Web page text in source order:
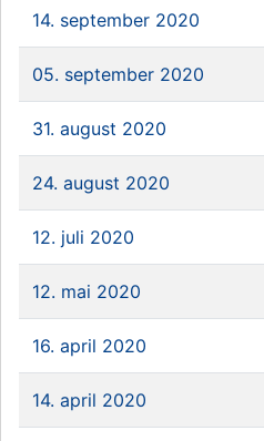
14. september 2020
05. september 2020
31. august 2020
24. august 2020
12. juli 2020
12. mai 2020
16. april 2020
14. april 2020